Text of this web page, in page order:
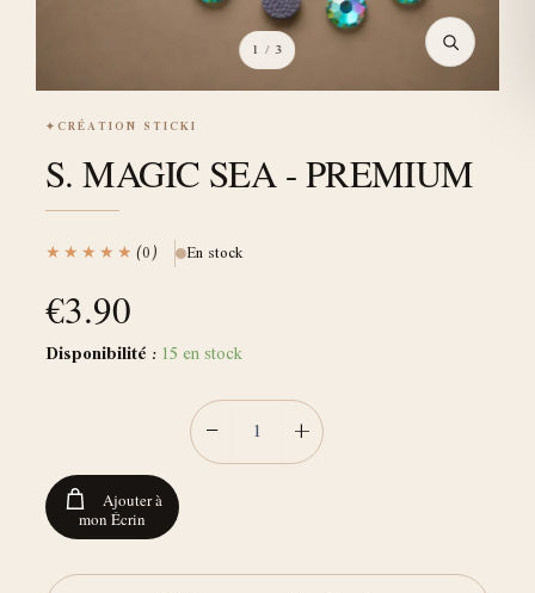
1 / 3
✦CRÉATION STICKI
S. MAGIC SEA - PREMIUM
★★★★★(0) En stock
€3.90
Disponibilité : 15 en stock
− +
Ajouter à
mon Écrin